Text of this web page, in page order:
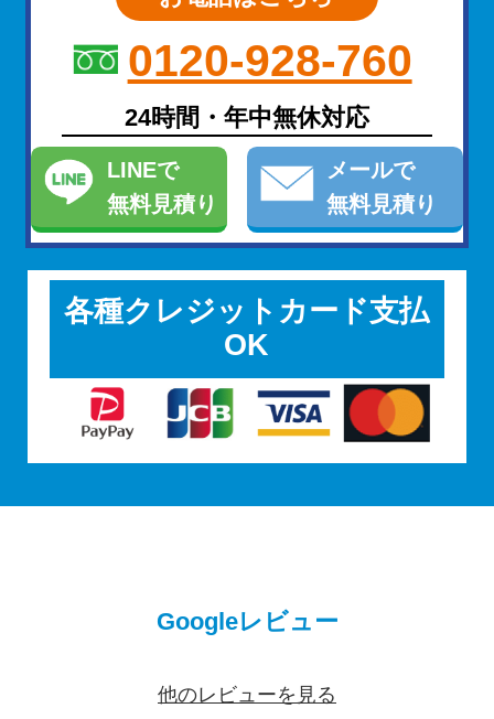
0120-928-760
24時間・年中無休対応
LINEで
無料見積り
メールで
無料見積り
各種クレジットカード支払
OK
Googleレビュー
他のレビューを見る